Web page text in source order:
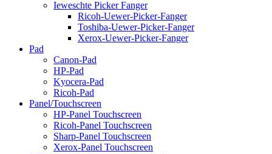
Ieweschte Picker Fanger
Ricoh-Uewer-Picker-Fanger
Toshiba-Uewer-Picker-Fanger
Xerox-Uewer-Picker-Fanger
Pad
Canon-Pad
HP-Pad
Kyocera-Pad
Ricoh-Pad
Panel/Touchscreen
HP-Panel Touchscreen
Ricoh-Panel Touchscreen
Sharp-Panel Touchscreen
Xerox-Panel Touchscreen